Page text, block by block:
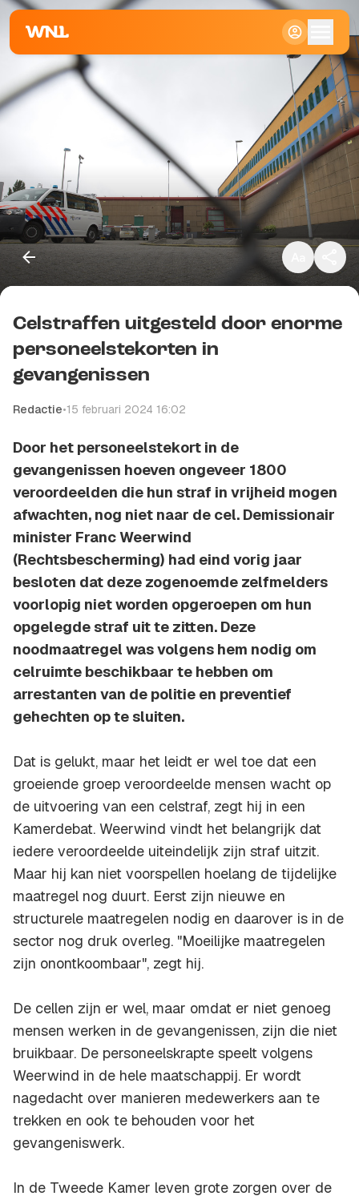
Klein
Standaard
Groot
Kopieer link
Celstraffen uitgesteld door enorme
personeelstekorten in
gevangenissen
Redactie•15 februari 2024 16:02
Door het personeelstekort in de
gevangenissen hoeven ongeveer 1800
veroordeelden die hun straf in vrijheid mogen
afwachten, nog niet naar de cel. Demissionair
minister Franc Weerwind
(Rechtsbescherming) had eind vorig jaar
besloten dat deze zogenoemde zelfmelders
voorlopig niet worden opgeroepen om hun
opgelegde straf uit te zitten. Deze
noodmaatregel was volgens hem nodig om
celruimte beschikbaar te hebben om
arrestanten van de politie en preventief
gehechten op te sluiten.
Dat is gelukt, maar het leidt er wel toe dat een
groeiende groep veroordeelde mensen wacht op
de uitvoering van een celstraf, zegt hij in een
Kamerdebat. Weerwind vindt het belangrijk dat
iedere veroordeelde uiteindelijk zijn straf uitzit.
Maar hij kan niet voorspellen hoelang de tijdelijke
maatregel nog duurt. Eerst zijn nieuwe en
structurele maatregelen nodig en daarover is in de
sector nog druk overleg. "Moeilijke maatregelen
zijn onontkoombaar", zegt hij.
De cellen zijn er wel, maar omdat er niet genoeg
mensen werken in de gevangenissen, zijn die niet
bruikbaar. De personeelskrapte speelt volgens
Weerwind in de hele maatschappij. Er wordt
nagedacht over manieren medewerkers aan te
trekken en ook te behouden voor het
gevangeniswerk.
In de Tweede Kamer leven grote zorgen over de